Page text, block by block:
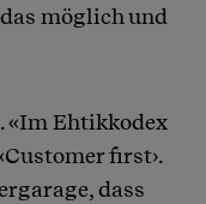
möglich und
«Im Ehtikkodex
first›.
dass